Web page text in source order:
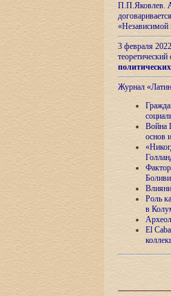
П.П.Яковлев.
«Независимой
3 февраля
теоретический
Журнал
Война
основ
Роль
в
El